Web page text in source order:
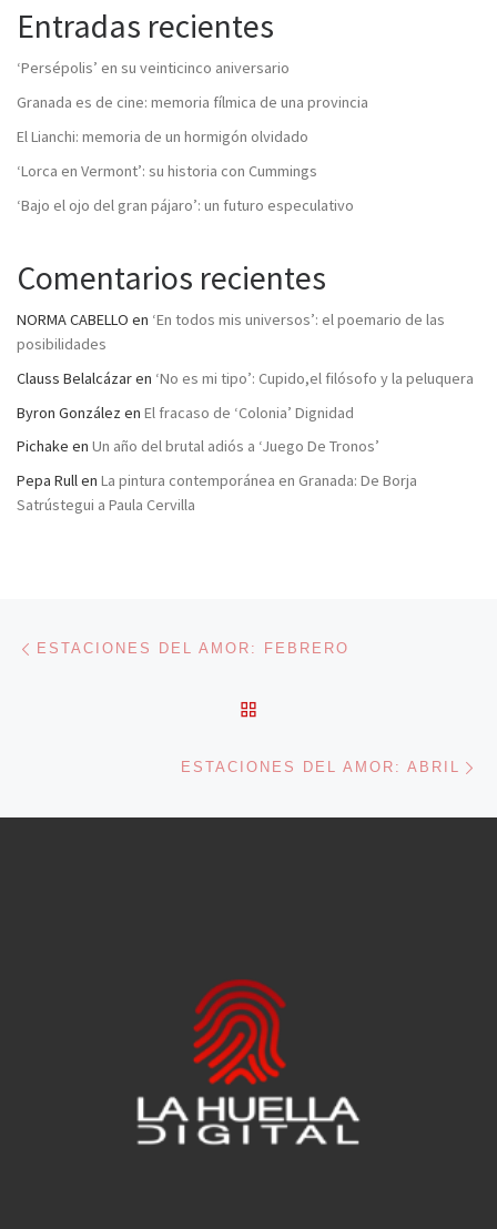
Entradas recientes
‘Persépolis’ en su veinticinco aniversario
Granada es de cine: memoria fílmica de una provincia
El Lianchi: memoria de un hormigón olvidado
‘Lorca en Vermont’: su historia con Cummings
‘Bajo el ojo del gran pájaro’: un futuro especulativo
Comentarios recientes
NORMA CABELLO en ‘En todos mis universos’: el poemario de las
posibilidades
Clauss Belalcázaren ‘No es mi tipo’: Cupido,el filósofo y la peluquera
Byron González en El fracaso de ‘Colonia’ Dignidad
Pichake en Un año del brutal adiós a ‘Juego De Tronos’
Pepa Rullen La pintura contemporánea en Granada: De Borja
Satrústegui a Paula Cervilla
Navegación de entradas
ESTACIONES DEL AMOR: FEBRERO
ESTACIONES DEL AMOR: ABRIL